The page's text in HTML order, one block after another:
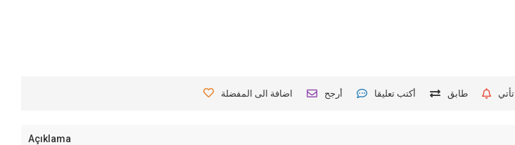
اضافة الى المفضلة أرجح أكتب تعليقا طابق
Açıklama